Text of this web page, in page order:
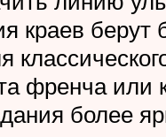
краев берут
френча или
более